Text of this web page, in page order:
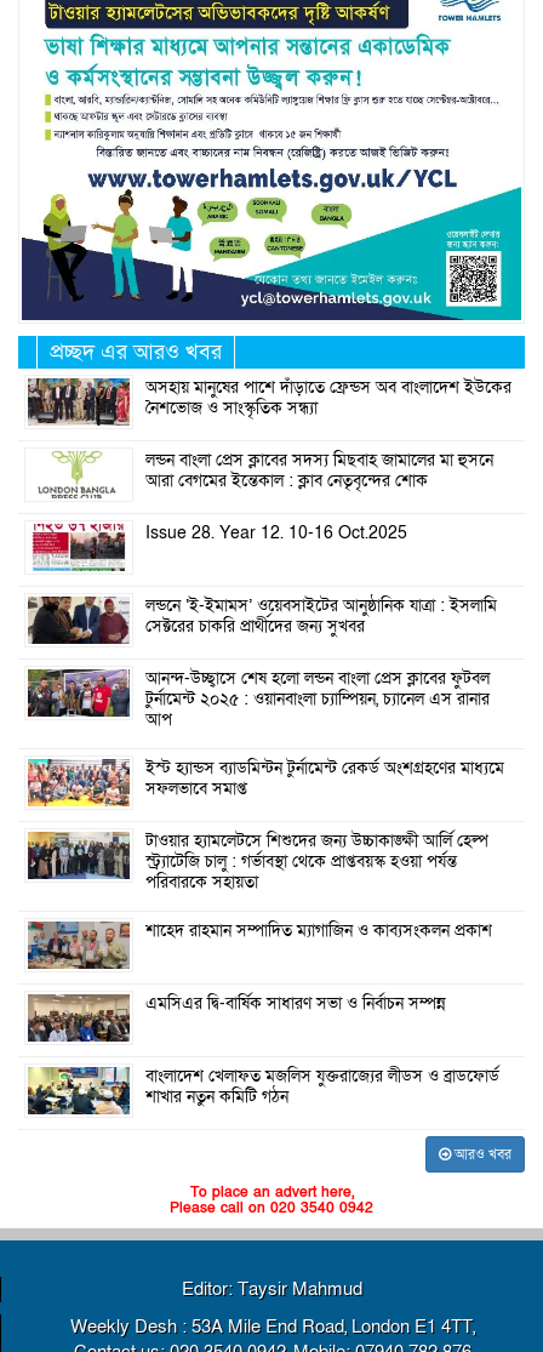
প্রচ্ছদ এর আরও খবর
অসহায় মানুষের পাশে দাঁড়াতে ফ্রেন্ডস অব বাংলাদেশ ইউকের
নৈশভোজ ও সাংস্কৃতিক সন্ধ্যা
লন্ডন বাংলা প্রেস ক্লাবের সদস্য মিছবাহ জামালের মা হুসনে
আরা বেগমের ইন্তেকাল : ক্লাব নেতৃবৃন্দের শোক
Issue 28. Year 12. 10-16 Oct.2025
লন্ডনে ‘ই-ইমামস’ ওয়েবসাইটের আনুষ্ঠানিক যাত্রা : ইসলামি
সেক্টরের চাকরি প্রার্থীদের জন্য সুখবর
আনন্দ-উচ্ছ্বাসে শেষ হলো লন্ডন বাংলা প্রেস ক্লাবের ফুটবল
টুর্নামেন্ট ২০২৫ : ওয়ানবাংলা চ্যাম্পিয়ন, চ্যানেল এস রানার
আপ
ইস্ট হ্যান্ডস ব্যাডমিন্টন টুর্নামেন্ট রেকর্ড অংশগ্রহণের মাধ্যমে
সফলভাবে সমাপ্ত
টাওয়ার হ্যামলেটসে শিশুদের জন্য উচ্চাকাঙ্ক্ষী আর্লি হেল্প
স্ট্র্যাটেজি চালু : গর্ভাবস্থা থেকে প্রাপ্তবয়স্ক হওয়া পর্যন্ত
পরিবারকে সহায়তা
শাহেদ রাহমান সম্পাদিত ম্যাগাজিন ও কাব্যসংকলন প্রকাশ
এমসিএর দ্বি-বার্ষিক সাধারণ সভা ও নির্বাচন সম্পন্ন
বাংলাদেশ খেলাফত মজলিস যুক্তরাজ্যের লীডস ও ব্রাডফোর্ড
শাখার নতুন কমিটি গঠন
আরও খবর
To place an advert here,
Please call on 020 3540 0942
Editor: Taysir Mahmud
Weekly Desh : 53A Mile End Road, London E1 4TT,